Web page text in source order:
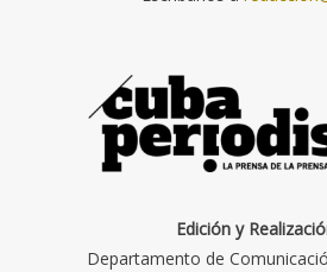
Edición y
Departamento de